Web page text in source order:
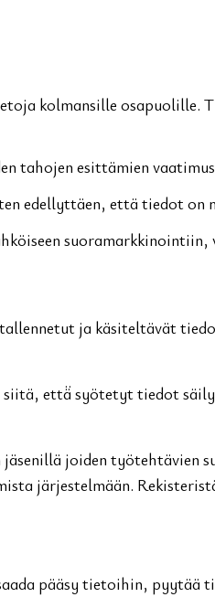
kolmansille osapuolille.
tahojen esittämien
edellyttäen, että tiedot on
ja käsiteltävät
että̈ syötetyt tiedot
joiden työtehtävien
järjestelmään.
pääsy tietoihin, pyytää